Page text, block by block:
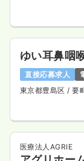
ゆい耳鼻咽
直接応募求人
東京都豊島区 / 要
医療法人AGRIE